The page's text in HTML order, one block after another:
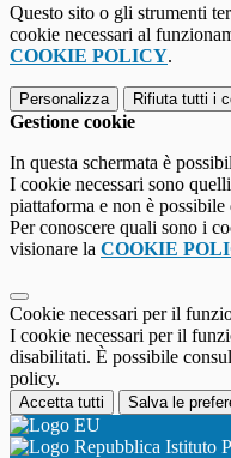
Questo sito o gli strumenti
cookie necessari al
COOKIE POLICY.
Personalizza Rifiuta tutti i
Gestione cookie
In questa schermata è
I cookie necessari sono
piattaforma e non è
Per conoscere quali sono i
visionare la COOKIE
Cookie necessari per il
I cookie necessari per il
disabilitati. È possibile
policy.
Accetta tutti Salva le
Istituto